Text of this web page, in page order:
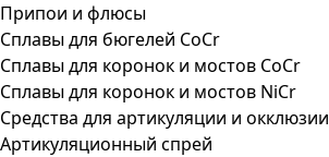
Припои и флюсы
Сплавы для бюгелей CoCr
Сплавы для коронок и мостов CoCr
Сплавы для коронок и мостов NiCr
Средства для артикуляции и окклюзии
Артикуляционный спрей